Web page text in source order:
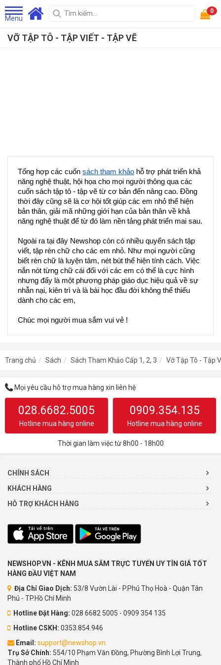
Menu
0
VỠ TẬP TÔ - TẬP VIẾT - TẬP VẼ
Tổng hợp các cuốn sách tham khảo hỗ trợ phát triển khả
năng nghệ thuật, hội họa cho mọi người thông qua các
cuốn sách tập tô - tập vẽ từ cơ bản đến nâng cao. Đồng
thời đây cũng sẽ là cơ hội tốt giúp các em nhỏ thể hiện
bản thân, giải mã những giới hạn của bản thân về khả
năng nghệ thuật để từ đó làm nền tảng phát triển mai sau.
Ngoài ra tại đây Newshop còn có nhiều quyển sách tập
viết, tập rèn chữ cho các em nhỏ. Như mọi người cũng
biết rèn chữ là luyện tâm, nét bút thể hiện tính cách. Việc
nắn nót từng chữ cái đối với các em có thể là cực hình
nhưng đấy là một phương pháp giáo dục hiệu quả về sự
nhẫn nại, kiên trì và là bài học đầu đời không thể thiếu
dành cho các em,
Chúc mọi người mua sắm vui vẻ !
Trang chủ Sách Sách Tham Khảo Cấp 1, 2, 3 Vỡ Tập Tô - Tập
Mọi yêu cầu hỗ trợ mua hàng xin liên hệ
028.6682.5005
Hotline mua hàng online
0909.354.135
Hotline mua hàng online
Thời gian làm việc từ 8h00 - 18h00
CHÍNH SÁCH
KHÁCH HÀNG
HỖ TRỢ KHÁCH HÀNG
NEWSHOP.VN - KÊNH MUA SẮM TRỰC TUYẾN UY TÍN GIÁ TỐT
HÀNG ĐẦU VIỆT NAM
Địa Chỉ Giao Dịch: 53/8 Vườn Lài - P.Phú Thọ Hoà - Quận Tân
Phú - TP.Hồ Chí Minh
Hotline Đặt Hàng: 028 6682 5005 - 0909 354 135
Hotline CSKH: 0353.854.946
Email: support@newshop.vn
Trụ Sở Chính: 554/10 Phạm Văn Đồng, Phường Bình Lợi Trung,
Thành phố Hồ Chí Minh